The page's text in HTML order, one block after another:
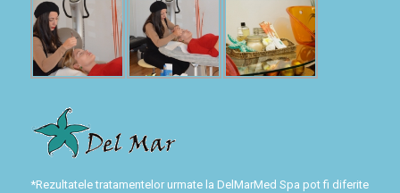
*Rezultatele tratamentelor urmate la DelMarMed Spa pot fi diferite